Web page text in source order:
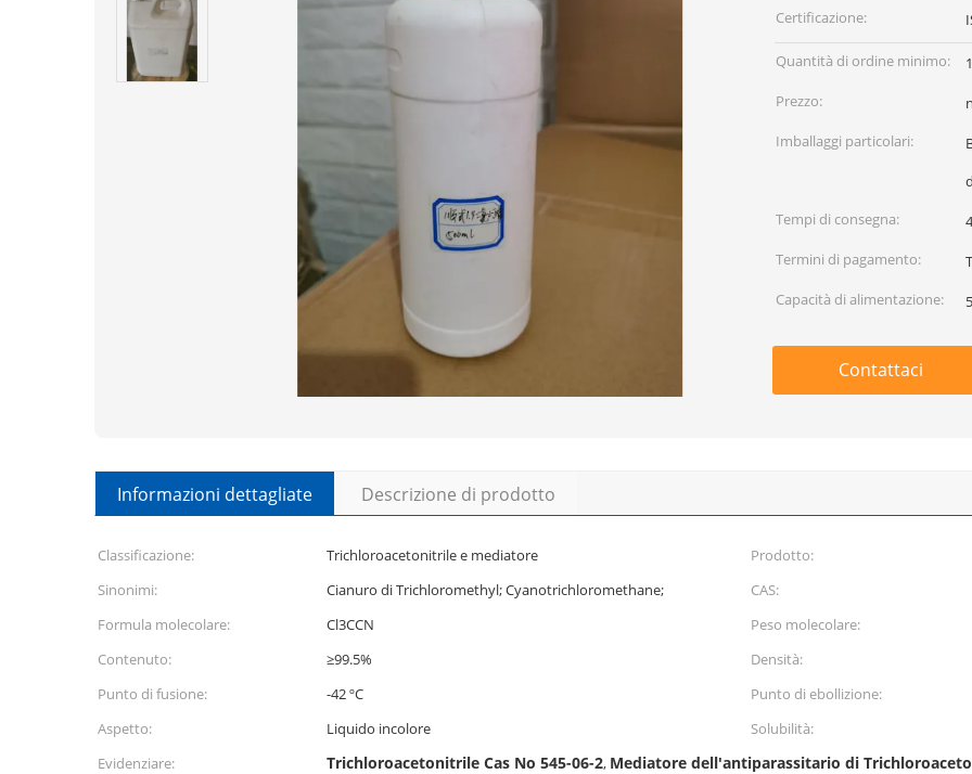
Certificazione:
Quantità di ordine minimo:
Prezzo:
Imballaggi particolari:
Tempi di consegna:
Termini di pagamento:
Capacità di alimentazione:
Contattaci
Informazioni dettagliate Descrizione di prodotto
Classificazione: Trichloroacetonitrile e mediatore
Prodotto:
Sinonimi:
Cianuro di Trichloromethyl; Cyanotrichloromethane;
CAS:
Formula molecolare:
Cl3CCN
Peso molecolare:
Contenuto:
≥99.5%
Densità:
Punto di fusione:
-42 ºC
Punto di ebollizione:
Aspetto:
Liquido incolore
Solubilità:
Evidenziare:
Trichloroacetonitrile Cas No 545-06-2, Mediatore dell'antiparassitario di